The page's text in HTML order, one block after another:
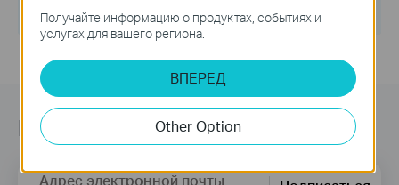
Подпишитесь на рассылку
Адрес электронной почты
Получайте информацию о продуктах, событиях и
услугах для вашего региона.
ВПЕРЕД
Other Option